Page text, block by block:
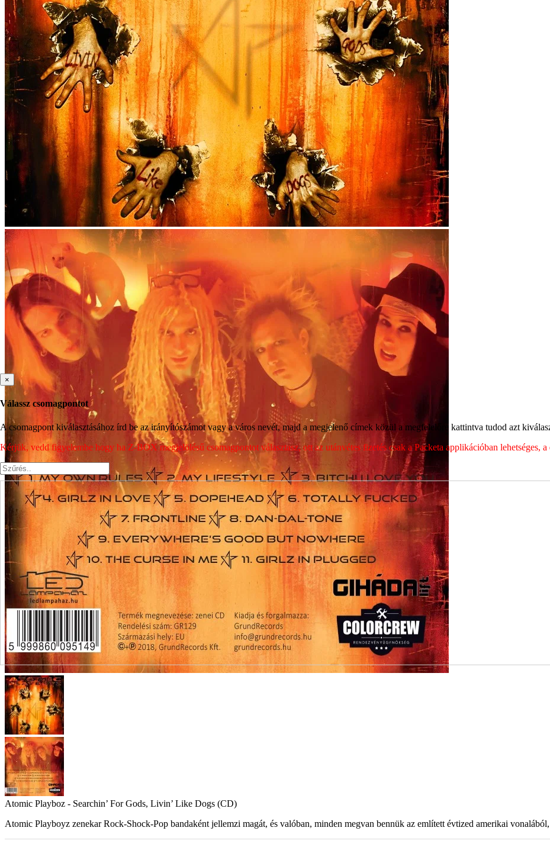
Atomic Playboz - Searchin’ For Gods, Livin’ Like Dogs (CD)
Atomic Playboyz zenekar Rock-Shock-Pop bandaként jellemzi magát, és valóban, minden megvan bennük az említett évtized amerikai
×
Válassz csomagpontot
A csomagpont kiválasztásához írd be az irányítószámot vagy a város nevét, majd a megjelenő címek közül a megfelelőre kattintva tudod azt
Kérjük, vedd figyelembe hogy ha Z-BOX megjelölésű csomagpontot választasz, ott az utánvétes fizetés csak a Packeta applikációban lehetséges, a